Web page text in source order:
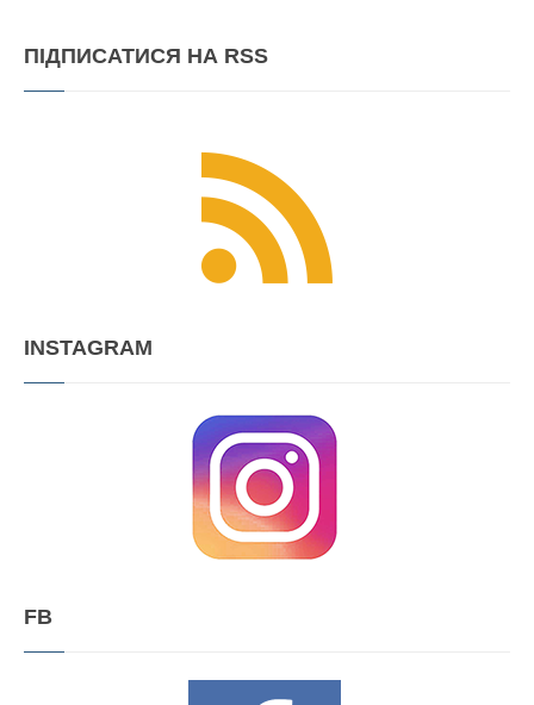
ПІДПИСАТИСЯ НА RSS
INSTAGRAM
FB